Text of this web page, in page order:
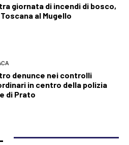
giornata di incendi di bosco,
al Mugello
denunce nei controlli
in centro della polizia
di Prato